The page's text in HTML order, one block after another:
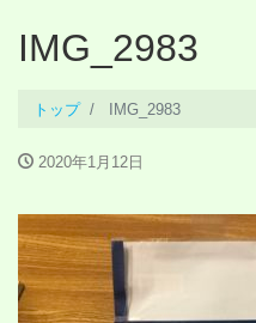
IMG_2983
トップ IMG_2983
2020年1月12日